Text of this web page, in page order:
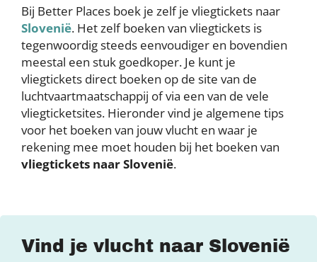
Bij Better Places boek je zelf je vliegtickets naar
Slovenië. Het zelf boeken van vliegtickets is
tegenwoordig steeds eenvoudiger en bovendien
meestal een stuk goedkoper. Je kunt je
vliegtickets direct boeken op de site van de
luchtvaartmaatschappij of via een van de vele
vliegticketsites. Hieronder vind je algemene tips
voor het boeken van jouw vlucht en waar je
rekening mee moet houden bij het boeken van
vliegtickets naar Slovenië.
Vind je vlucht naar Slovenië